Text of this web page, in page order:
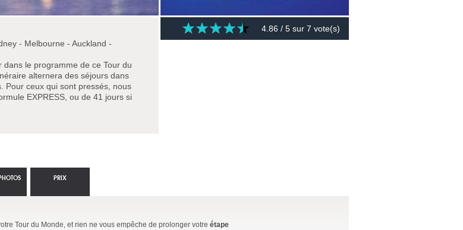
- Melbourne - Auckland -
le programme de ce Tour du
alternera des séjours dans
Pour ceux qui sont pressés, nous
EXPRESS, ou de 41 jours si
4.86 / 5 sur 7 vote(s)
Tour du Monde, et rien ne vous empêche de prolonger votre étape
PRIX